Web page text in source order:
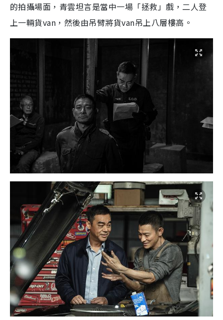
的拍攝場面，青雲坦言是當中一場「拯救」戲，二人登
上一輛貨van ，然後由吊臂將貨van吊上八層樓高。